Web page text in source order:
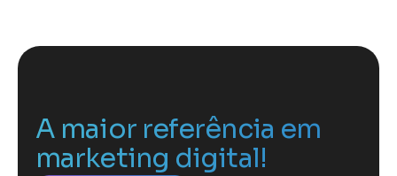
A maior referência em
marketing digital!